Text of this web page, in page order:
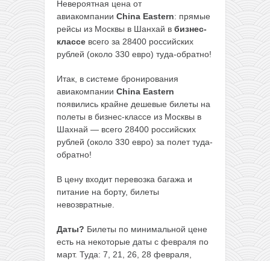
Невероятная цена от
авиакомпании China Eastern: прямые
рейсы из Москвы в Шанхай в бизнес-
классе всего за 28400 российских
рублей (около 330 евро) туда-обратно!
Итак, в системе бронирования
авиакомпании China Eastern
появились крайне дешевые билеты на
полеты в бизнес-классе из Москвы в
Шахнай — всего 28400 российских
рублей (около 330 евро) за полет туда-
обратно!
В цену входит перевозка багажа и
питание на борту, билеты
невозвратные.
Даты? Билеты по минимальной цене
есть на некоторые даты с февраля по
март. Туда: 7, 21, 26, 28 февраля,